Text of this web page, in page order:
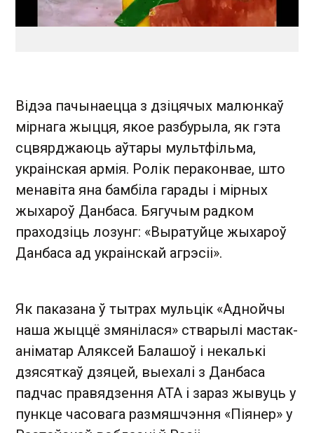
Відэа пачынаецца з дзіцячых малюнкаў
мірнага жыцця, якое разбурыла, як гэта
сцвярджаюць аўтары мультфільма,
украінская армія. Ролік пераконвае, што
менавіта яна бамбіла гарады і мірных
жыхароў Данбаса. Бягучым радком
праходзіць лозунг: «Выратуйце жыхароў
Данбаса ад украінскай агрэсіі».
Як паказана ў тытрах мульцік «Аднойчы
наша жыццё змянілася» стварылі мастак-
аніматар Аляксей Балашоў і некалькі
дзясяткаў дзяцей, выехалі з Данбаса
падчас правядзення АТА і зараз жывуць у
пункце часовага размяшчэння «Піянер» у